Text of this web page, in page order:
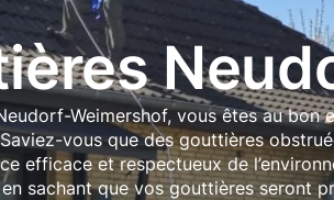
Weimershof, vous êtes au bon
vous que des gouttières
efficace et respectueux de
sachant que vos gouttières seront